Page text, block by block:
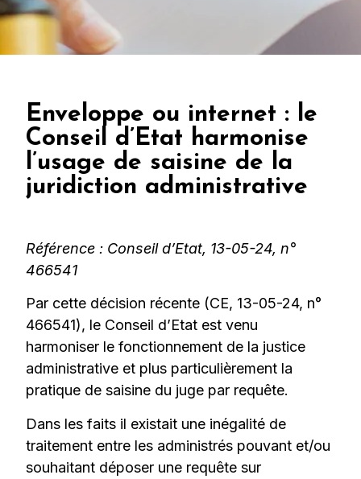
Enveloppe ou internet : le
Conseil d’Etat harmonise
l’usage de saisine de la
juridiction administrative
Référence : Conseil d’Etat, 13-05-24, n°
466541
Par cette décision récente (CE, 13-05-24, n°
466541), le Conseil d’Etat est venu
harmoniser le fonctionnement de la justice
administrative et plus particulièrement la
pratique de saisine du juge par requête.
Dans les faits il existait une inégalité de
traitement entre les administrés pouvant et/ou
souhaitant déposer une requête sur